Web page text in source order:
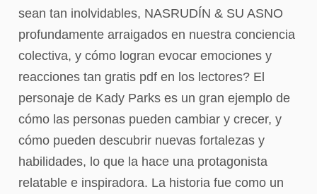
sean tan inolvidables, NASRUDÍN & SU ASNO
profundamente arraigados en nuestra conciencia
colectiva, y cómo logran evocar emociones y
reacciones tan gratis pdf en los lectores? El
personaje de Kady Parks es un gran ejemplo de
cómo las personas pueden cambiar y crecer, y
cómo pueden descubrir nuevas fortalezas y
habilidades, lo que la hace una protagonista
relatable e inspiradora. La historia fue como un